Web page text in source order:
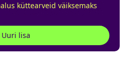
küttearveid väiksemaks
Uuri lisa